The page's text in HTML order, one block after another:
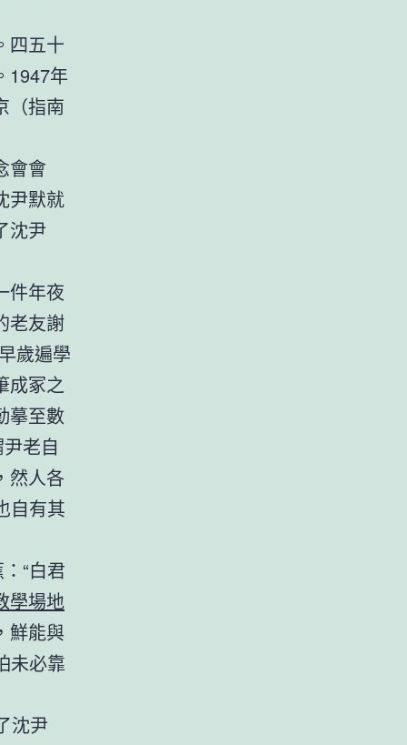
四五十
1947年
（指南
會會
尹默就
沈尹
件年夜
老友謝
歲遍學
成冢之
摹至數
老自
然人各
自有其
“白君
學場地
鮮能與
未必靠
沈尹